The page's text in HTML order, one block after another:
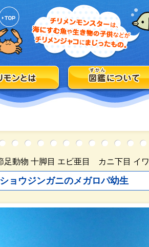
足動物 十脚目 エビ亜目 カニ下目 イ
ショウジンガニのメガロパ幼生